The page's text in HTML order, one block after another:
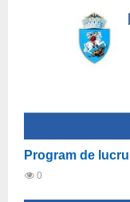
Program de
0